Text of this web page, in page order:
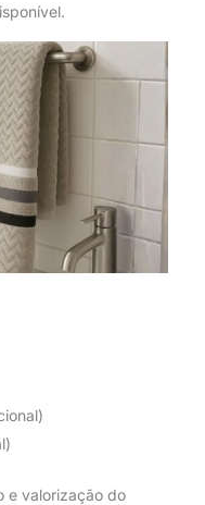
e valorização do